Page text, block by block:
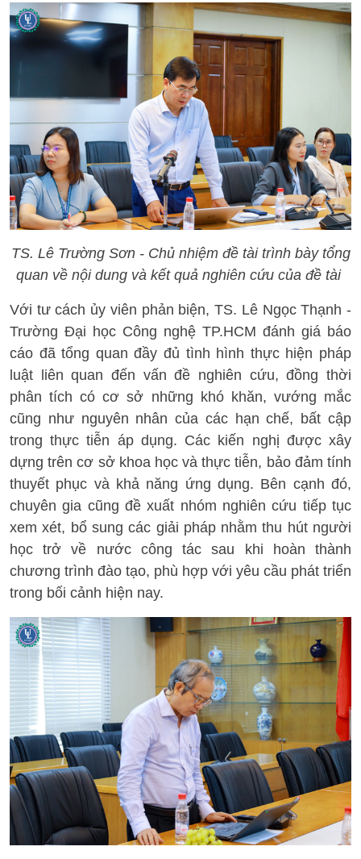
TS. Lê Trường Sơn - Chủ nhiệm đề tài trình bày tổng
quan về nội dung và kết quả nghiên cứu của đề tài
Với tư cách ủy viên phản biện, TS. Lê Ngọc Thạnh -
Trường Đại học Công nghệ TP.HCM đánh giá báo
cáo đã tổng quan đầy đủ tình hình thực hiện pháp
luật liên quan đến vấn đề nghiên cứu, đồng thời
phân tích có cơ sở những khó khăn, vướng mắc
cũng như nguyên nhân của các hạn chế, bất cập
trong thực tiễn áp dụng. Các kiến nghị được xây
dựng trên cơ sở khoa học và thực tiễn, bảo đảm tính
thuyết phục và khả năng ứng dụng. Bên cạnh đó,
chuyên gia cũng đề xuất nhóm nghiên cứu tiếp tục
xem xét, bổ sung các giải pháp nhằm thu hút người
học trở về nước công tác sau khi hoàn thành
chương trình đào tạo, phù hợp với yêu cầu phát triển
trong bối cảnh hiện nay.